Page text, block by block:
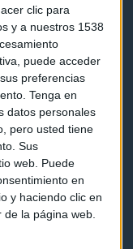
clic para
y a nuestros 1538
puede acceder
preferencias
Tenga en
datos personales
pero usted tiene
Sus
web. Puede
en
y haciendo clic en
la página web.